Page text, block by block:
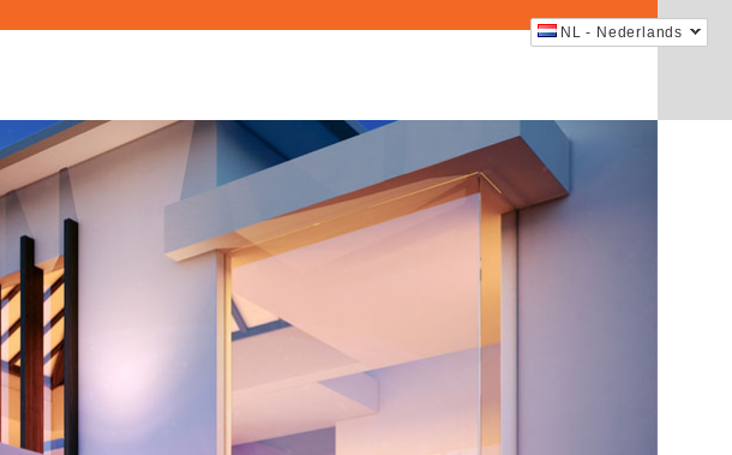
NL - Nederlands